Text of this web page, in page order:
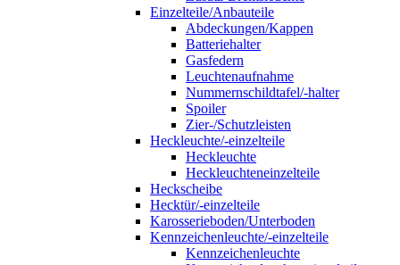
Einzelteile/Anbauteile
Abdeckungen/Kappen
Batteriehalter
Gasfedern
Leuchtenaufnahme
Nummernschildtafel/-halter
Spoiler
Zier-/Schutzleisten
Heckleuchte/-einzelteile
Heckleuchte
Heckleuchteneinzelteile
Heckscheibe
Hecktür/-einzelteile
Karosserieboden/Unterboden
Kennzeichenleuchte/-einzelteile
Kennzeichenleuchte